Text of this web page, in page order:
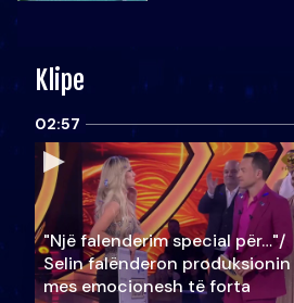
Klipe
02:57
"Një falenderim special për…"/
Selin falënderon produksionin
mes emocionesh të forta